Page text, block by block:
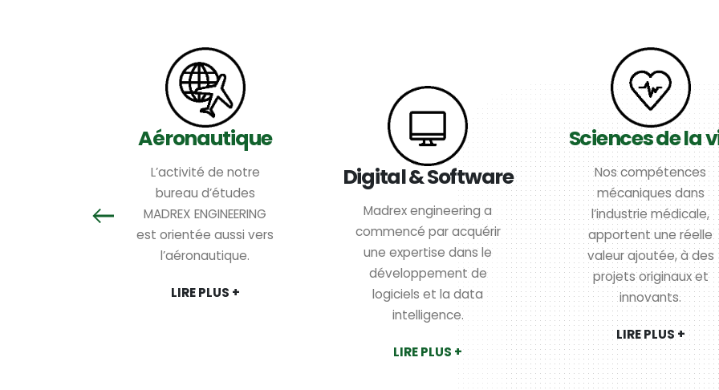
Aéronautique
L’activité de notre
bureau d’études
MADREX ENGINEERING
est orientée aussi vers
l’aéronautique.
LIRE PLUS +
Digital & Software
Madrex engineering a
commencé par acquérir
une expertise dans le
développement de
logiciels et la data
intelligence.
LIRE PLUS +
Sciences de la
Nos compétences
mécaniques dans
l’industrie médicale,
apportent une réelle
valeur ajoutée, à des
projets originaux et
innovants.
LIRE PLUS +